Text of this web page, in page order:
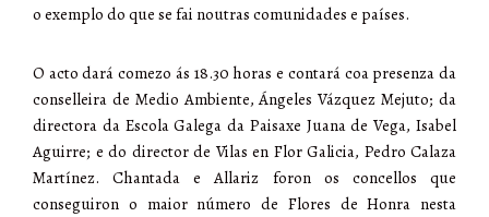
o exemplo do que se fai noutras comunidades e países.
O acto dará comezo ás 18.30 horas e contará coa presenza da
conselleira de Medio Ambiente, Ángeles Vázquez Mejuto; da
directora da Escola Galega da Paisaxe Juana de Vega, Isabel
Aguirre; e do director de Vilas en Flor Galicia, Pedro Calaza
Martínez. Chantada e Allariz foron os concellos que
conseguiron o maior número de Flores de Honra nesta